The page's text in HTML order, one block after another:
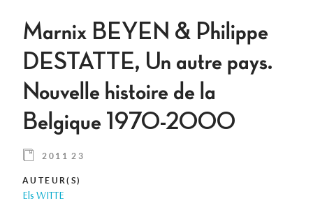
Marnix BEYEN & Philippe
DESTATTE, Un autre pays.
Nouvelle histoire de la
Belgique 1970-2000
2011 23
AUTEUR(S)
Els WITTE